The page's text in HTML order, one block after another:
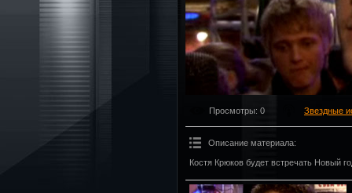
Просмотры: 0 Звездные
Описание материала:
Костя Крюков будет встречать Новый